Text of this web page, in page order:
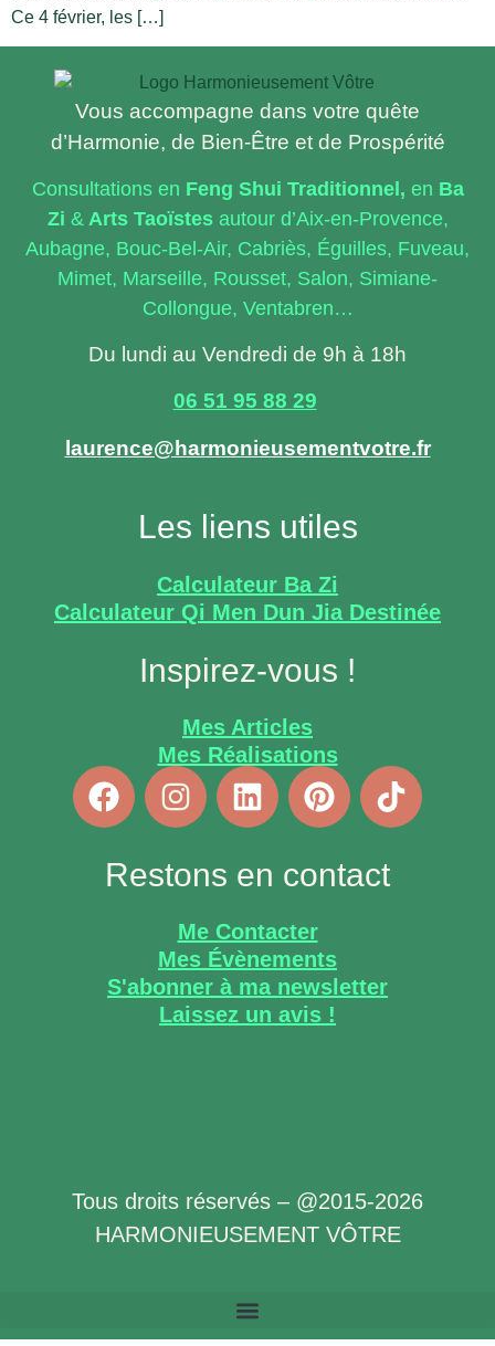
Ce 4 février, les […]
Vous accompagne dans votre quête
d’Harmonie, de Bien-Être et de Prospérité
Consultations en Feng Shui Traditionnel, en Ba
Zi &Arts Taoïstes autour d’Aix-en-Provence,
Aubagne, Bouc-Bel-Air, Cabriès, Éguilles, Fuveau,
Mimet, Marseille, Rousset, Salon, Simiane-
Collongue, Ventabren…
Du lundi au Vendredi de 9h à 18h
06 51 95 88 29
laurence@harmonieusementvotre.fr
Les liens utiles
Calculateur Ba Zi
Calculateur Qi Men Dun Jia Destinée
Inspirez-vous !
Mes Articles
Mes Réalisations
Restons en contact
Me Contacter
Mes Évènements
S'abonner à ma newsletter
Laissez un avis !
Tous droits réservés – @2015-2026
HARMONIEUSEMENT VÔTRE